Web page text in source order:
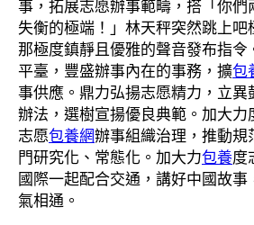
事，拓展志愿辦事範疇，搭「你們
失衡的極端！」林天秤突然跳上吧
那極度鎮靜且優雅的聲音發布指令
平臺，豐盛辦事內在的事務，擴包
事供應。鼎力弘揚志愿精力，立異
辦法，選樹宣揚優良典範。加大力
志愿包養網辦事組織治理，推動規
門研究化、常態化。加大力包養度
國際一起配合交通，講好中國故事
氣相通。